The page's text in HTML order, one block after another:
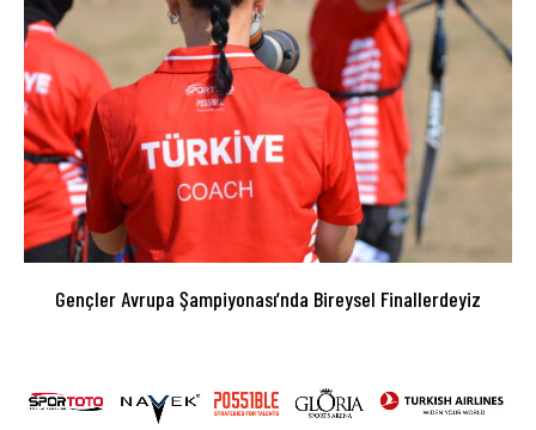
Gençler Avrupa Şampiyonası’nda Bireysel Finallerdeyiz